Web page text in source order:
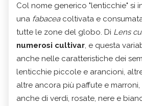
Col nome generico "lenticchie" si
una fabaceacoltivata e
tutte le zone del globo. Di Lens
numerosi cultivar, e questa
anche nelle caratteristiche dei
lenticchie piccole e arancioni,
altre ancora più paffute e marroni,
anche di verdi, rosate, nere e